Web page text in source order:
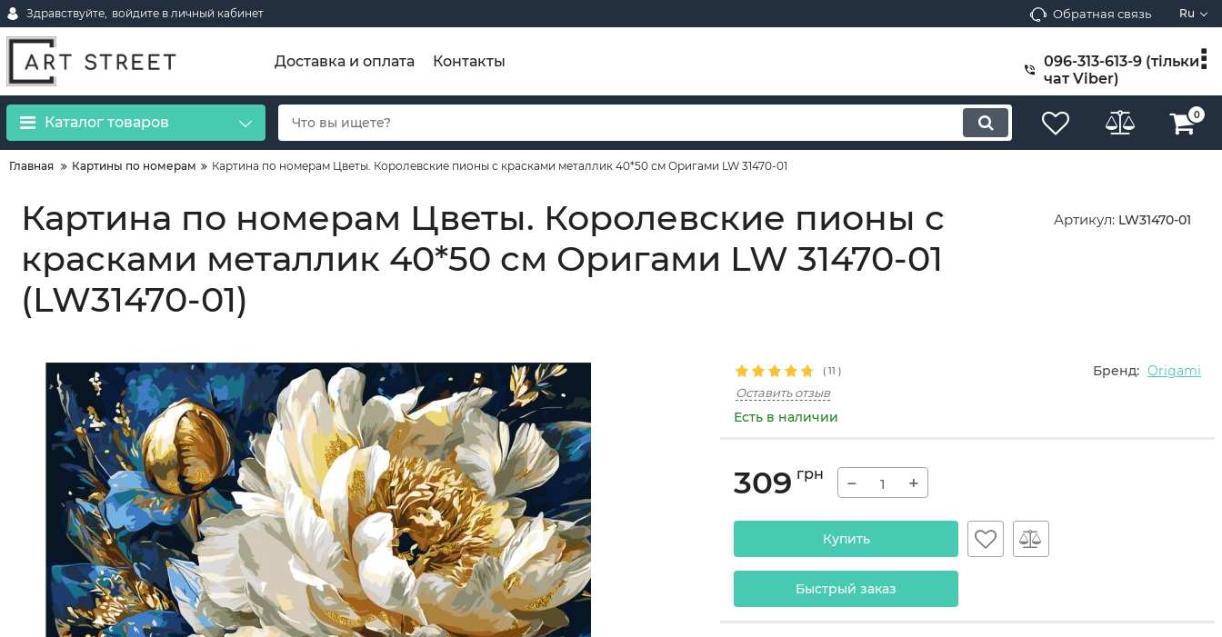
Здравствуйте, войдите в личный кабинет Обратная связь Ru
Доставка и оплата Контакты
096-313-613-9 (тільки
чат Viber)
Каталог товаров 0
Главная Картины по номерам Картина по номерам Цветы. Королевские пионы с красками металлик 40*50 см Оригами LW 31470-01
Картина по номерам Цветы. Королевские пионы с
красками металлик 40*50 см Оригами LW 31470-01
(LW31470-01)
Артикул: LW31470-01
( 11 ) Бренд: Origami
Оставить отзыв
Есть в наличии
309 грн − +
Купить
Быстрый заказ